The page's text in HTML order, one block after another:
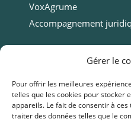
Gérer le
Pour offrir les meilleures
telles que les cookies pour stocker
appareils. Le fait de consentir à
traiter des données telles que le
VoxAgrume
Accompagnement
Ressources
Webinars
Cas clients